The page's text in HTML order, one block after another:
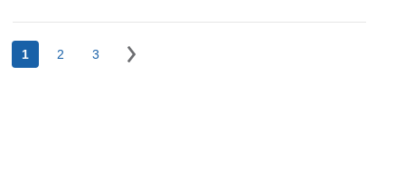
1 2 3